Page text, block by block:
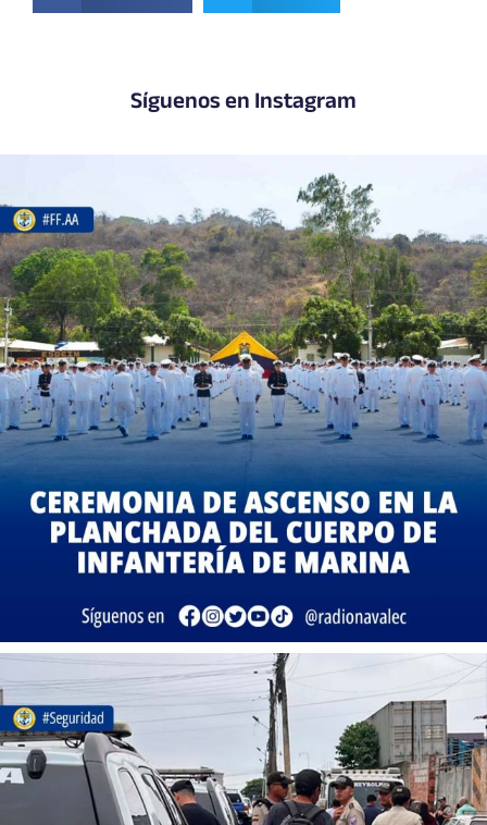
Síguenos en Instagram